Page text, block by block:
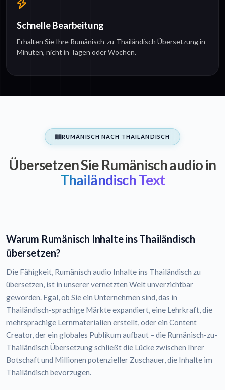
Schnelle Bearbeitung
Erhalten Sie Ihre Rumänisch-zu-Thailändisch Übersetzung in
Minuten, nicht in Tagen oder Wochen.
RUMÄNISCH NACH THAILÄNDISCH
Übersetzen Sie Rumänisch audio in
Thailändisch Text
Warum Rumänisch Inhalte ins Thailändisch
übersetzen?
Die Fähigkeit, Rumänisch audio Inhalte ins Thailändisch zu
übersetzen, ist in unserer vernetzten Welt unverzichtbar
geworden. Egal, ob Sie ein Unternehmen sind, das in
Thailändisch-sprachige Märkte expandiert, eine Lehrkraft, die
mehrsprachige Lernmaterialien erstellt, oder ein Content
Creator, der ein globales Publikum aufbaut – die Rumänisch-zu-
Thailändisch Übersetzung schließt die Lücke zwischen Ihrer
Botschaft und Millionen potenzieller Zuschauer, die Inhalte im
Thailändisch bevorzugen.